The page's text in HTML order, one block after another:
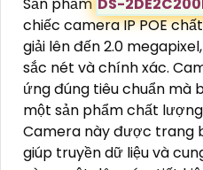
chiếc camera IP POE
giải lên đến 2.0
sắc nét và chính xác.
ứng đúng tiêu chuẩn mà
một sản phẩm chất
Camera này được trang
giúp truyền dữ liệu và